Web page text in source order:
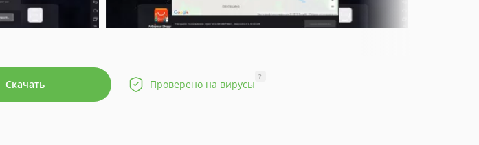
Скачать Проверено на вирусы
?